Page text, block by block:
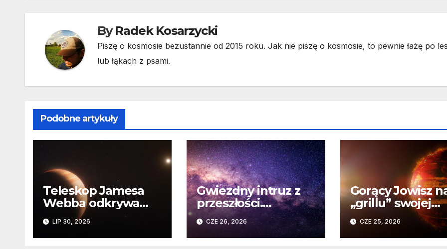
ByRadek Kosarzycki
Piszę o kosmosie bezustannie od 2015 roku. Jak nie piszę o kosmosie, to pewnie łażę po
lub łąkach z psami.
Podobne artykuły
Teleskop Jamesa
Webba odkrywa
„drugie życie”
planety krążącej
wokół martwej
LIP 30, 2026
Gwiezdny intruz z
przeszłości.
Niezwykły wpływ
dawnego spotkania
na komety Układu
CZE 26, 2026
Gorący Jowisz
„grillu” swojej
gwiazdy.
Teleskopu
HD 80606 b
CZE 25, 2026